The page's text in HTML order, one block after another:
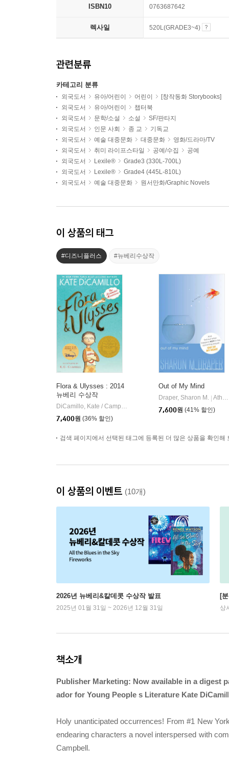
ISBN10 0763687642
렉사일 520L(GRADE3~4)
관련분류
카테고리 분류
외국도서 유아/어린이 어린이
[창작동화 Storybooks]
외국도서
유아/어린이
챕터북
외국도서
문학/소설 소설
SF/판타지
외국도서
인문 사회 종 교
기독교
외국도서
예술 대중문화 대중문화
영화/드라마/TV
외국도서
취미 라이프스타일 공예/수집
공예
외국도서
Lexile®
Grade3 (330L-700L)
외국도서
Lexile®
Grade4 (445L-810L)
외국도서
예술 대중문화 원서만화/Graphic Novels
이 상품의 태그
#디즈니플러스 #뉴베리수상작
Flora & Ulysses : 2014
뉴베리 수상작
DiCamillo, Kate / Campbell, K. G.
Candlewick Press (MA)
7,400원 (36% 할인)
Out of My Mind
Draper, Sharon M. Atheneum Books for Young Readers
7,600원 (41% 할인)
검색 페이지에서 선택된 태그에 등록된 더 많은 상품을 확인해
이 상품의 이벤트 (10개)
2026년 뉴베리&칼데콧 수상작 발표
2025년 01월 31일 ~ 2026년 12월 31일
[
상
책소개
Publisher Marketing: Now available in a digest
ador for Young People s Literature Kate
Holy unanticipated occurrences! From #1 New
endearing characters a novel interspersed with
Campbell.